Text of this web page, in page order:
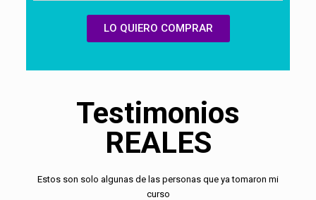
LO QUIERO COMPRAR
Testimonios
REALES
Estos son solo algunas de las personas que ya tomaron mi
curso